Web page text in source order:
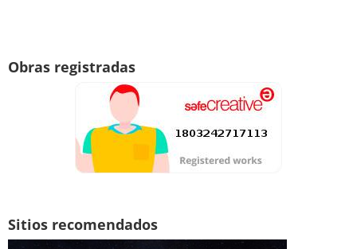
Obras registradas
Sitios recomendados